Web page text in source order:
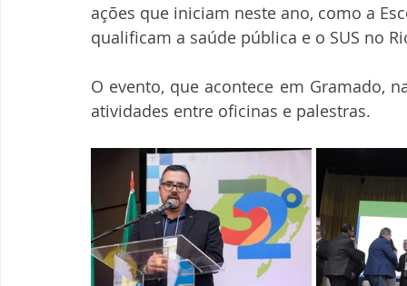
ações que iniciam neste ano, como a
qualificam a saúde pública e o SUS no
O evento, que acontece em Gramado,
atividades entre oficinas e palestras.